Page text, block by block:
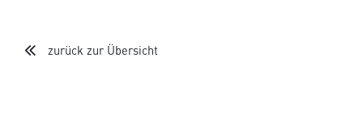
zurück zur Übersicht